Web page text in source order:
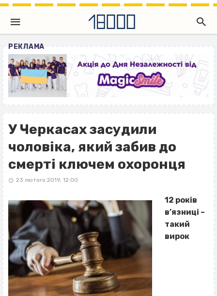
РЕКЛАМА
У Черкасах засудили
чоловіка, який забив до
смерті ключем охоронця
23 лютого 2019, 12:00
12 років
в’язниці –
такий
вирок